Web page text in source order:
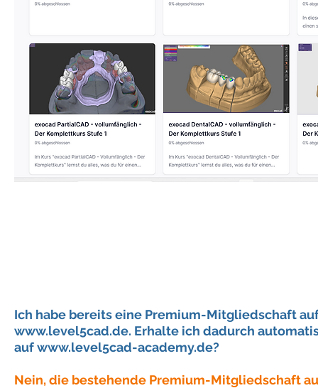
Ich habe bereits eine Premium-Mitgliedschaft
www.level5cad.de. Erhalte ich dadurch
aufwww.level5cad-academy.de?
Nein, die bestehende Premium-Mitgliedschaft